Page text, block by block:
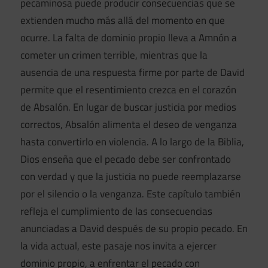
pecaminosa puede producir consecuencias que se
extienden mucho más allá del momento en que
ocurre. La falta de dominio propio lleva a Amnón a
cometer un crimen terrible, mientras que la
ausencia de una respuesta firme por parte de David
permite que el resentimiento crezca en el corazón
de Absalón. En lugar de buscar justicia por medios
correctos, Absalón alimenta el deseo de venganza
hasta convertirlo en violencia. A lo largo de la Biblia,
Dios enseña que el pecado debe ser confrontado
con verdad y que la justicia no puede reemplazarse
por el silencio o la venganza. Este capítulo también
refleja el cumplimiento de las consecuencias
anunciadas a David después de su propio pecado. En
la vida actual, este pasaje nos invita a ejercer
dominio propio, a enfrentar el pecado con